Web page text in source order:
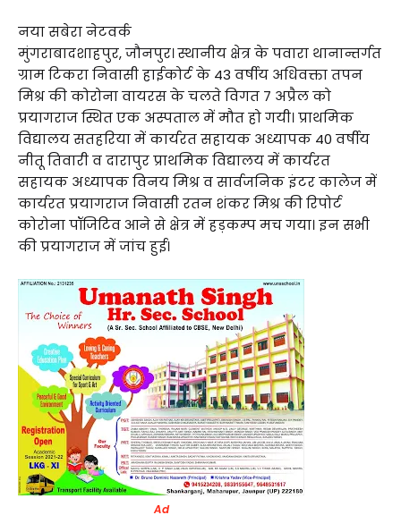
नया सबेरा नेटवर्क
मुंगराबादशाहपुर, जौनपुर। स्थानीय क्षेत्र के पवारा थानान्तर्गत
ग्राम टिकरा निवासी हाईकोर्ट के 43 वर्षीय अधिवक्ता तपन
मिश्र की कोरोना वायरस के चलते विगत 7 अप्रैल को
प्रयागराज स्थित एक अस्पताल में मौत हो गयी। प्राथमिक
विद्यालय सतहरिया में कार्यरत सहायक अध्यापक 40 वर्षीय
नीतू तिवारी व दारापुर प्राथमिक विद्यालय में कार्यरत
सहायक अध्यापक विनय मिश्र व सार्वजनिक इंटर कालेज में
कार्यरत प्रयागराज निवासी रतन शंकर मिश्र की रिपोर्ट
कोरोना पॉजिटिव आने से क्षेत्र में हड़कम्प मच गया। इन सभी
की प्रयागराज में जांच हुई।
Ad